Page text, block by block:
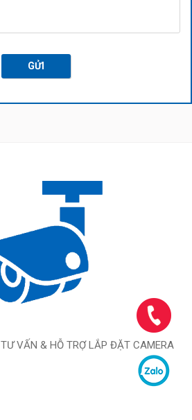
GỬI
TƯ VẤN & HỖ TRỢ LẮP ĐẶT CAMERA